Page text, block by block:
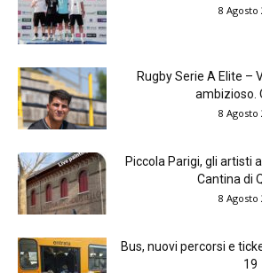
8 Agosto
Rugby Serie A Elite –
ambizioso.
8 Agosto
Piccola Parigi, gli artisti
Cantina di
8 Agosto
Bus, nuovi percorsi e
19